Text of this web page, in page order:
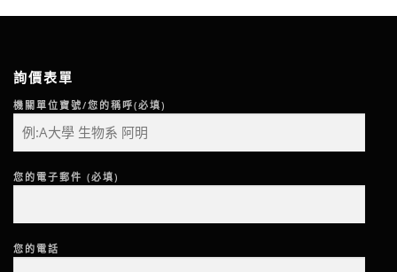
詢價表單
機關單位寶號/您的稱呼(必填)
您的電子郵件 (必填)
您的電話